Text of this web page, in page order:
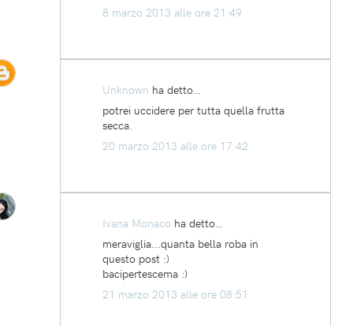
8 marzo 2013 alle ore 21:49
Unknown ha detto…
potrei uccidere per tutta quella frutta
secca.
20 marzo 2013 alle ore 17:42
Ivana Monaco ha detto…
meraviglia...quanta bella roba in
questo post :)
bacipertescema :)
21 marzo 2013 alle ore 08:51